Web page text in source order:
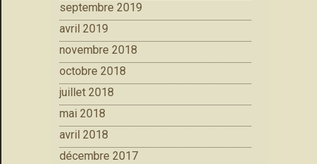
septembre 2019
avril 2019
novembre 2018
octobre 2018
juillet 2018
mai 2018
avril 2018
décembre 2017